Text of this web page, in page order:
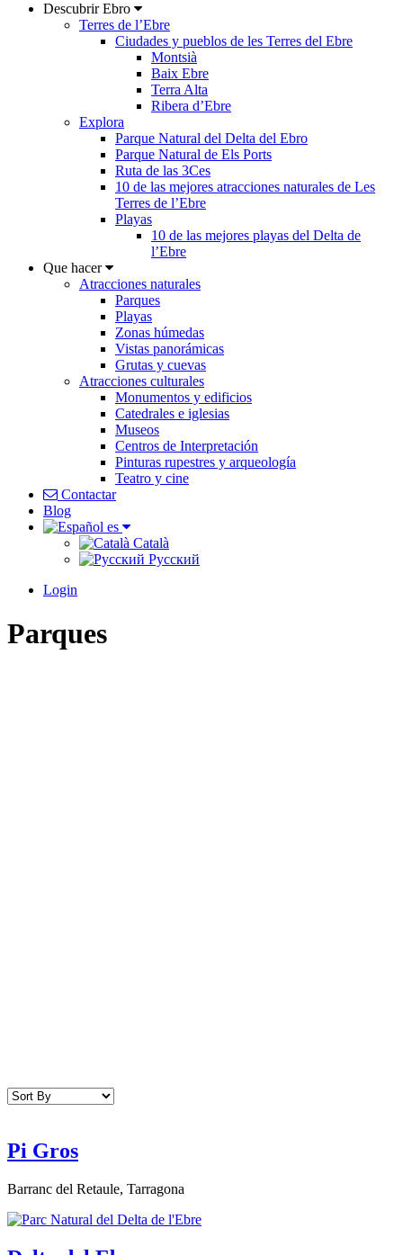
Descubrir Ebro
Terres de l’Ebre
Ciudades y pueblos de les Terres del Ebre
Montsià
Baix Ebre
Terra Alta
Ribera d’Ebre
Explora
Parque Natural del Delta del Ebro
Parque Natural de Els Ports
Ruta de las 3Ces
10 de las mejores atracciones naturales de Les
Terres de l’Ebre
Playas
10 de las mejores playas del Delta de
l’Ebre
Que hacer
Atracciones naturales
Parques
Playas
Zonas húmedas
Vistas panorámicas
Grutas y cuevas
Atracciones culturales
Monumentos y edificios
Catedrales e iglesias
Museos
Centros de Interpretación
Pinturas rupestres y arqueología
Teatro y cine
Contactar
Blog
es
Català
Pусский
Login
Parques
Pi Gros
Barranc del Retaule, Tarragona